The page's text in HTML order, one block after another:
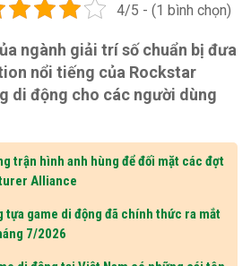
4/5 - (1 bình chọn)
ngành giải trí số chuẩn bị đưa
nổi tiếng của Rockstar
di động cho các người dùng
trận hình anh hùng để đối mặt các đợt
Alliance
tựa game di động đã chính thức ra mắt
7/2026